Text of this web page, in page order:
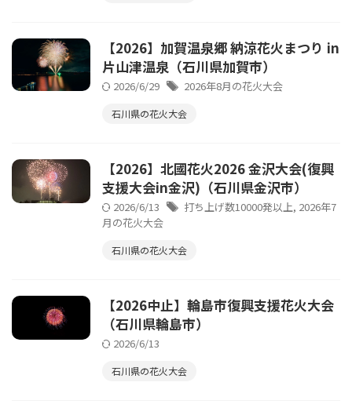
【2026】加賀温泉郷 納涼花火まつり in
片山津温泉（石川県加賀市）
2026/6/29 2026年8月の花火大会
石川県の花火大会
【2026】北國花火2026 金沢大会(復興
支援大会in金沢)（石川県金沢市）
2026/6/13 打ち上げ数10000発以上, 2026年7
月の花火大会
石川県の花火大会
【2026中止】輪島市復興支援花火大会
（石川県輪島市）
2026/6/13
石川県の花火大会